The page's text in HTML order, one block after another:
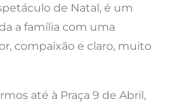
de Natal, é um
a família com uma
compaixão e claro, muito
até à Praça 9 de Abril,